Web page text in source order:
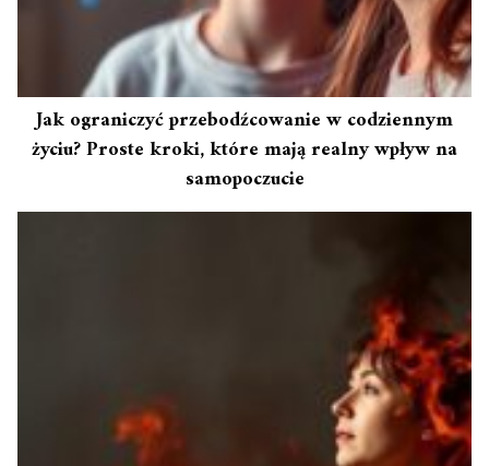
Jak ograniczyć przebodźcowanie w codziennym
życiu? Proste kroki, które mają realny wpływ na
samopoczucie